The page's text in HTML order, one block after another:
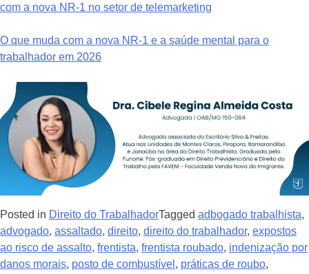
com a nova NR-1 no setor de telemarketing
O que muda com a nova NR-1 e a saúde mental para o
trabalhador em 2026
Posted in Direito do TrabalhadorTagged adbogado trabalhista,
advogado, assaltado, direito, direito do trabalhador, expostos
ao risco de assalto, frentista, frentista roubado, indenização por
danos morais, posto de combustível , práticas de roubo,